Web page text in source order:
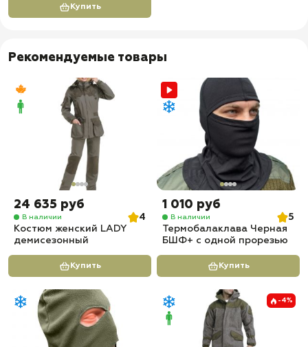
Купить
Рекомендуемые товары
24 635 руб
В наличии
4
Костюм женский LADY
демисезонный
Купить
1 010 руб
В наличии
5
Термобалаклава Черная
БШФ+ с одной прорезью
Купить
-4%